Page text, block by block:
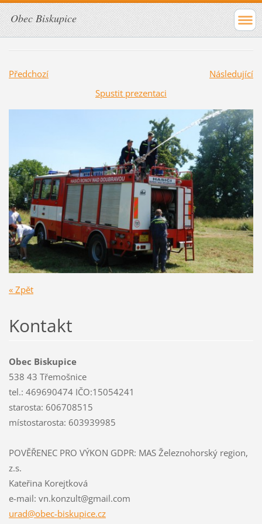
Obec Biskupice
Předchozí
Následující
Spustit prezentaci
« Zpět
Kontakt
Obec Biskupice
538 43 Třemošnice
tel.: 469690474 IČO:15054241
starosta: 606708515
místostarosta: 603939985
POVĚŘENEC PRO VÝKON GDPR: MAS Železnohorský region,
z.s.
Kateřina Korejtková
e-mail: vn.konzult@gmail.com
urad@obec-biskupice.cz